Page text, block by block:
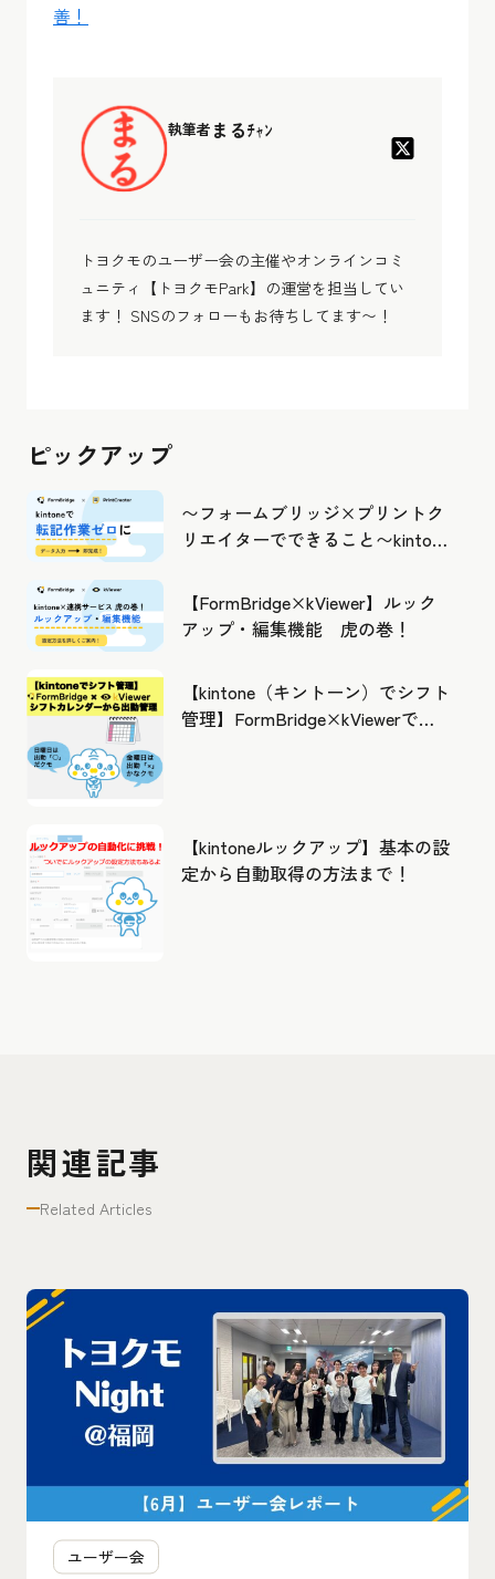
善！
執筆者 まるﾁｬﾝ
トヨクモのユーザー会の主催やオンラインコミ
ュニティ【トヨクモPark】の運営を担当してい
ます！ SNSのフォローもお待ちしてます〜！
ピックアップ
〜フォームブリッジ×プリントク
リエイターでできること〜kintone
【FormBridge×kViewer】ルック
アップ・編集機能 虎の巻！
【kintone（キントーン）でシフト
管理】FormBridge×kViewerで作
【kintoneルックアップ】基本の設
定から自動取得の方法まで！
関連記事
Related Articles
ユーザー会